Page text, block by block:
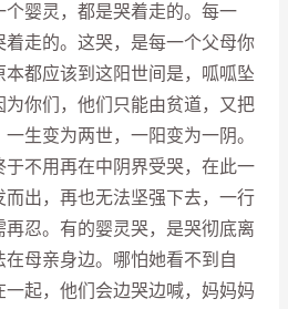
婴灵，都是哭着走的。每一
走的。这哭，是每一个父母你
都应该到这阳世间是，呱呱坠
你们，他们只能由贫道，又把
生变为两世，一阳变为一阴。
不用再在中阴界受哭，在此一
出，再也无法坚强下去，一行
忍。有的婴灵哭，是哭彻底离
母亲身边。哪怕她看不到自
起，他们会边哭边喊，妈妈妈